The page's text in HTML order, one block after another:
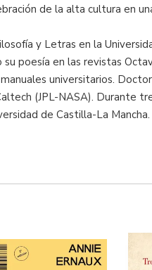
de la alta cultura en
y Letras en la
poesía en las revistas
universitarios.
(JPL-NASA).
de Castilla-La Mancha.